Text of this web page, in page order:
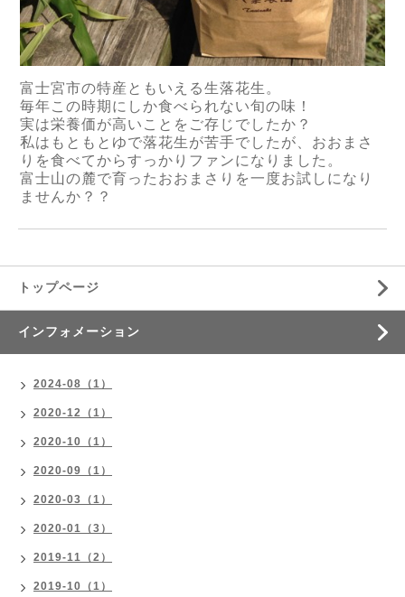
富士宮市の特産ともいえる生落花生。
毎年この時期にしか食べられない旬の味！
実は栄養価が高いことをご存じでしたか？
私はもともとゆで落花生が苦手でしたが、おおまさ
りを食べてからすっかりファンになりました。
富士山の麓で育ったおおまさりを一度お試しになり
ませんか？？
トップページ
インフォメーション
2024-08（1）
2020-12（1）
2020-10（1）
2020-09（1）
2020-03（1）
2020-01（3）
2019-11（2）
2019-10（1）